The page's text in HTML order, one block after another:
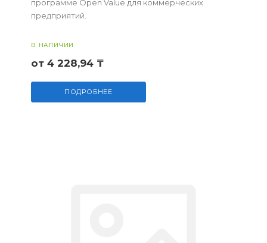
программе Open Value для коммерческих
предприятий.
В НАЛИЧИИ
от 4 228,94 ₸
ПОДРОБНЕЕ